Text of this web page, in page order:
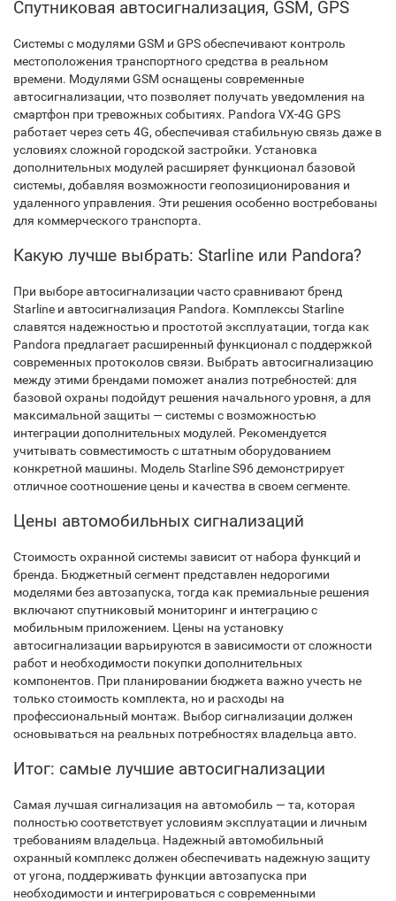
Спутниковая автосигнализация, GSM, GPS
Системы с модулями GSM и GPS обеспечивают контроль
местоположения транспортного средства в реальном
времени. Модулями GSM оснащены современные
автосигнализации, что позволяет получать уведомления на
смартфон при тревожных событиях. Pandora VX-4G GPS
работает через сеть 4G, обеспечивая стабильную связь даже в
условиях сложной городской застройки. Установка
дополнительных модулей расширяет функционал базовой
системы, добавляя возможности геопозиционирования и
удаленного управления. Эти решения особенно востребованы
для коммерческого транспорта.
Какую лучше выбрать: Starline или Pandora?
При выборе автосигнализации часто сравнивают бренд
Starline и автосигнализация Pandora. Комплексы Starline
славятся надежностью и простотой эксплуатации, тогда как
Pandora предлагает расширенный функционал с поддержкой
современных протоколов связи. Выбрать автосигнализацию
между этими брендами поможет анализ потребностей: для
базовой охраны подойдут решения начального уровня, а для
максимальной защиты — системы с возможностью
интеграции дополнительных модулей. Рекомендуется
учитывать совместимость с штатным оборудованием
конкретной машины. Модель Starline S96 демонстрирует
отличное соотношение цены и качества в своем сегменте.
Цены автомобильных сигнализаций
Стоимость охранной системы зависит от набора функций и
бренда. Бюджетный сегмент представлен недорогими
моделями без автозапуска, тогда как премиальные решения
включают спутниковый мониторинг и интеграцию с
мобильным приложением. Цены на установку
автосигнализации варьируются в зависимости от сложности
работ и необходимости покупки дополнительных
компонентов. При планировании бюджета важно учесть не
только стоимость комплекта, но и расходы на
профессиональный монтаж. Выбор сигнализации должен
основываться на реальных потребностях владельца авто.
Итог: самые лучшие автосигнализации
Самая лучшая сигнализация на автомобиль — та, которая
полностью соответствует условиям эксплуатации и личным
требованиям владельца. Надежный автомобильный
охранный комплекс должен обеспечивать надежную защиту
от угона, поддерживать функции автозапуска при
необходимости и интегрироваться с современными